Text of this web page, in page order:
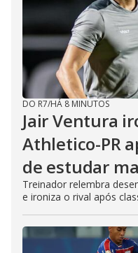
DO R7/HÁ 8 MINUTOS
Jair Ventura
Athletico-PR
de estudar
Treinador relembra
e ironiza o rival após